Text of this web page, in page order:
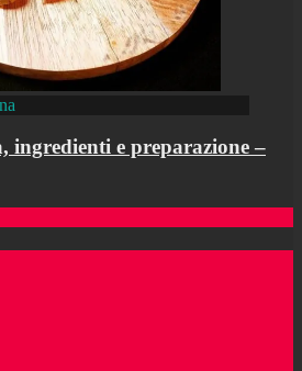
ingredienti e preparazione –